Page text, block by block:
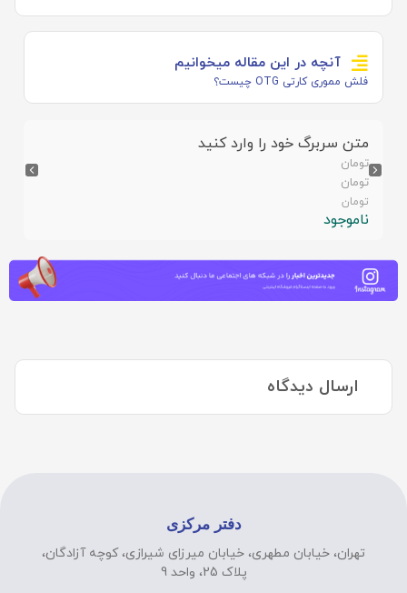
آنچه در این مقاله میخوانیم
فلش مموری کارتی OTG چیست؟
متن سربرگ خود را وارد کنید
تومان
تومان
تومان
ناموجود
ارسال دیدگاه
دفتر مرکزی
تهران، خیابان مطهری، خیابان میرزای شیرازی، کوچه آزادگان،
پلاک 25، واحد 9